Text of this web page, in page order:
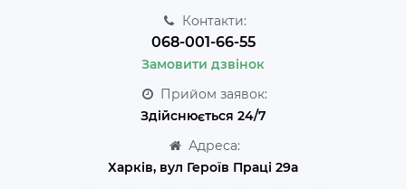
Контакти:
068-001-66-55
Замовити дзвінок
Прийом заявок:
Здійснюється 24/7
Адреса:
Харків, вул Героїв Праці 29а